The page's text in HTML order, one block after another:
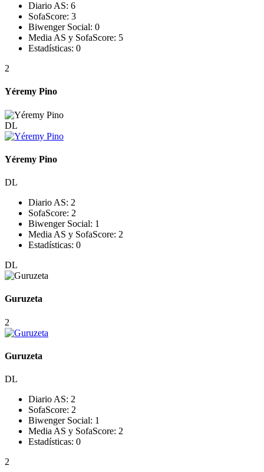
Diario AS: 6
SofaScore: 3
Biwenger Social: 0
Media AS y SofaScore: 5
Estadísticas: 0
2
Yéremy Pino
DL
Yéremy Pino
DL
Diario AS: 2
SofaScore: 2
Biwenger Social: 1
Media AS y SofaScore: 2
Estadísticas: 0
DL
Guruzeta
2
Guruzeta
DL
Diario AS: 2
SofaScore: 2
Biwenger Social: 1
Media AS y SofaScore: 2
Estadísticas: 0
2